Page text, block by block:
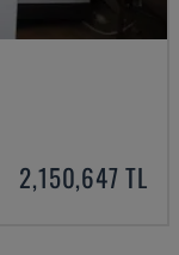
2,150,647 TL